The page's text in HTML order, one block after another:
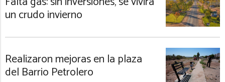
un crudo invierno
Realizaron mejoras en la plaza
del Barrio Petrolero